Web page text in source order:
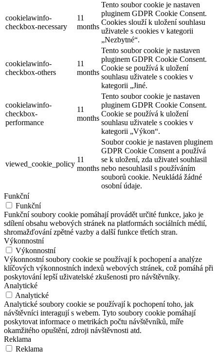
cookielawinfo-
checkbox-necessary
11
months
Tento soubor cookie je nastaven
pluginem GDPR Cookie Consent.
Cookies slouží k uložení souhlasu
uživatele s cookies v kategorii
„Nezbytné“.
cookielawinfo-
checkbox-others
11
months
Tento soubor cookie je nastaven
pluginem GDPR Cookie Consent.
Cookie se používá k uložení
souhlasu uživatele s cookies v
kategorii „Jiné.
cookielawinfo-
checkbox-
performance
11
months
Tento soubor cookie je nastaven
pluginem GDPR Cookie Consent.
Cookie se používá k uložení
souhlasu uživatele s cookies v
kategorii „Výkon“.
viewed_cookie_policy
11
months
Soubor cookie je nastaven pluginem
GDPR Cookie Consent a používá
se k uložení, zda uživatel souhlasil
nebo nesouhlasil s používáním
souborů cookie. Neukládá žádné
osobní údaje.
Funkční
Funkční
Funkční soubory cookie pomáhají provádět určité funkce, jako je
sdílení obsahu webových stránek na platformách sociálních médií,
shromažďování zpětné vazby a další funkce třetích stran.
Výkonnostní
Výkonnostní
Výkonnostní soubory cookie se používají k pochopení a analýze
klíčových výkonnostních indexů webových stránek, což pomáhá při
poskytování lepší uživatelské zkušenosti pro návštěvníky.
Analytické
Analytické
Analytické soubory cookie se používají k pochopení toho, jak
návštěvníci interagují s webem. Tyto soubory cookie pomáhají
poskytovat informace o metrikách počtu návštěvníků, míře
okamžitého opuštění, zdroji návštěvnosti atd.
Reklama
Reklama